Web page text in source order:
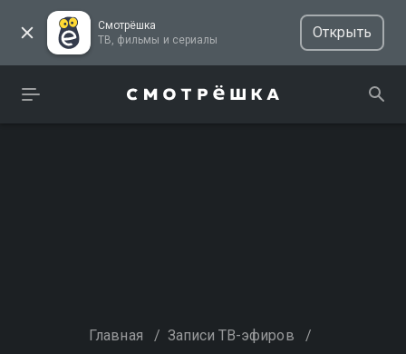
Смотрёшка
ТВ, фильмы и сериалы
Открыть
Главная / Записи ТВ-эфиров /